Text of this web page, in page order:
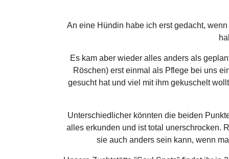
An eine Hündin habe ich erst gedacht,
Es kam aber wieder alles anders als
Röschen) erst einmal als Pflege bei uns
gesucht hat und viel mit ihm gekuschelt
Unterschiedlicher könnten die beiden
alles erkunden und ist total unerschrocken.
sie auch anders sein kann, wenn